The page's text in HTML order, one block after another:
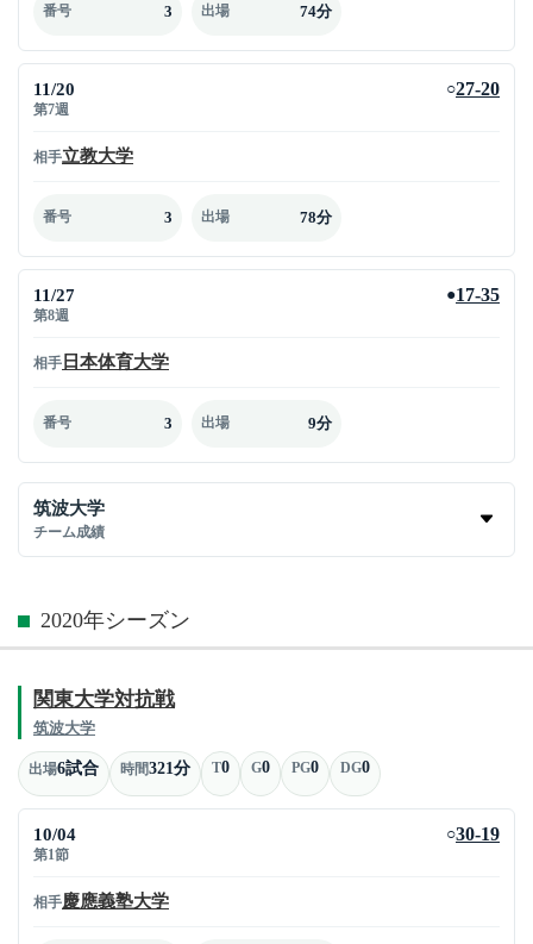
番号 3 出場 74分
11/20
第7週
○27-20
相手立教大学
番号 3 出場 78分
11/27
第8週
●17-35
相手 日本体育大学
番号 3 出場 9分
筑波大学
チーム成績
2020年シーズン
関東大学対抗戦
筑波大学
出場6試合 時間321分 T0 G0 PG0 DG0
10/04
第1節
○30-19
相手慶應義塾大学